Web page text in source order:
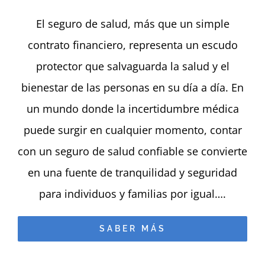
El seguro de salud, más que un simple
contrato financiero, representa un escudo
protector que salvaguarda la salud y el
bienestar de las personas en su día a día. En
un mundo donde la incertidumbre médica
puede surgir en cualquier momento, contar
con un seguro de salud confiable se convierte
en una fuente de tranquilidad y seguridad
para individuos y familias por igual….
SABER MÁS